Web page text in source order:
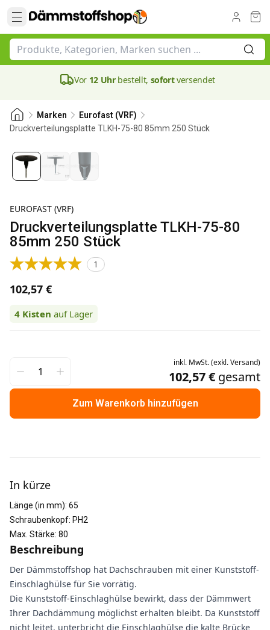
Vor 12 Uhrbestellt, sofortversendet
Marken
Eurofast (VRF)
Druckverteilungsplatte TLKH-75-80 85mm 250 Stück
EUROFAST (VRF)
Druckverteilungsplatte TLKH-75-80
85mm 250 Stück
1
102,57 €
4 Kisten auf Lager
inkl. MwSt.(exkl.Versand)
102,57 € gesamt
Zum Warenkorb hinzufügen
In kürze
Länge (in mm): 65
Schraubenkopf: PH2
Max. Stärke: 80
Beschreibung
Der Dämmstoffshop hat Dachschrauben mit einer Kunststoff-
Einschlaghülse für Sie vorrätig.
Die Kunststoff-Einschlaghülse bewirkt, dass der Dämmwert
Ihrer Dachdämmung möglichst erhalten bleibt. Da Kunststoff
nicht leitet, unterbricht die Einschlaghülse die kalte Brücke